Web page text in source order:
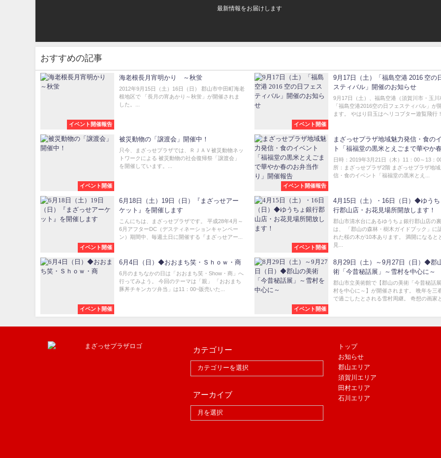
最新情報をお届けします
おすすめの記事
イベント開催報告
海老根長月宵明かり ～秋蛍
2012年9月15日（土）16日（日） 郡山市中田町海老
根地区で 「長月の宵あかり～秋蛍」が開催されま
した。...
イベント開催
9月17日（土）「福島空港 2016 空の
スティバル」開催のお知らせ
9月17日（土）、福島空港（須賀川市・玉川
「福島空港2016空の日フェスティバル」が
ます。 やはり目玉はヘリコプター遊覧飛行
イベント開催
被災動物の「譲渡会」開催中！
只今、まざっせプラザでは、ＲＪＡＶ被災動物ネッ
トワークによる 被災動物の社会復帰祭「譲渡会」
を開催しています。...
イベント開催報告
まざっせプラザ地域魅力発信・食の
ト「福福堂の黒米とえごまで華やか
弁当作り」開催報告
日時：2019年3月21日（木）11：00～13：
所：まざっせプラザ2階 まざっせプラザ地
信・食のイベント「福福堂の黒米とえ...
イベント開催
6月18日（土）19日（日）『まざっせアー
ケット』を開催します
こんにちは、まざっせプラザです。 平成28年4月～
6月アフターDC（デスティネーションキャンペー
ン）期間中、毎週土日に開催する『まざっせアー...
イベント開催
4月15日（土）・16日（日）◆ゆうち
行郡山店・お花見場所開放します！
郡山市清水台にあるゆうちょ銀行郡山店の
は、 「郡山の森林・樹木ガイドブック」に
れた桜の木が10本あります。 満開になると
見...
イベント開催
6月4日（日）◆おおまち笑・Ｓｈｏｗ・商
6月のまちなかの日は「おおまち笑・Show・商」へ
行ってみよう。 今回のテーマは「親」 「おおまち
豚丼チキンカツ弁当」は11：00~販売いた...
イベント開催
8月29日（土）～9月27日（日）◆郡
術「今昔秘話展」～雪村を中心に～
郡山市立美術館で【郡山の美術「今昔秘話
村を中心に～】が開催されます。 晩年を三
で過ごしたとされる雪村周継。 奇想の画家
カテゴリー
アーカイブ
トップ
お知らせ
郡山エリア
須賀川エリア
田村エリア
石川エリア